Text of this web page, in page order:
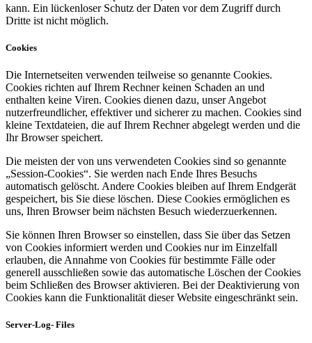
kann. Ein lückenloser Schutz der Daten vor dem Zugriff durch
Dritte ist nicht möglich.
Cookies
Die Internetseiten verwenden teilweise so genannte Cookies.
Cookies richten auf Ihrem Rechner keinen Schaden an und
enthalten keine Viren. Cookies dienen dazu, unser Angebot
nutzerfreundlicher, effektiver und sicherer zu machen. Cookies sind
kleine Textdateien, die auf Ihrem Rechner abgelegt werden und die
Ihr Browser speichert.
Die meisten der von uns verwendeten Cookies sind so genannte
„Session-Cookies“. Sie werden nach Ende Ihres Besuchs
automatisch gelöscht. Andere Cookies bleiben auf Ihrem Endgerät
gespeichert, bis Sie diese löschen. Diese Cookies ermöglichen es
uns, Ihren Browser beim nächsten Besuch wiederzuerkennen.
Sie können Ihren Browser so einstellen, dass Sie über das Setzen
von Cookies informiert werden und Cookies nur im Einzelfall
erlauben, die Annahme von Cookies für bestimmte Fälle oder
generell ausschließen sowie das automatische Löschen der Cookies
beim Schließen des Browser aktivieren. Bei der Deaktivierung von
Cookies kann die Funktionalität dieser Website eingeschränkt sein.
Server-Log- Files